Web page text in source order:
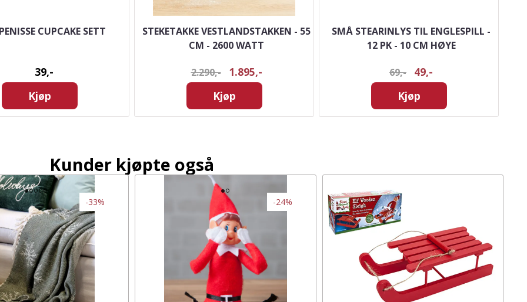
CUPCAKE SETT
39,-
Kjøp
STEKETAKKE VESTLANDSTAKKEN - 55
CM - 2600 WATT
2.290,-
1.895,-
Kjøp
SMÅ STEARINLYS TIL ENGLESPILL -
12 PK - 10 CM HØYE
69,-
49,-
Kjøp
Kunder kjøpte også
-33% -24%